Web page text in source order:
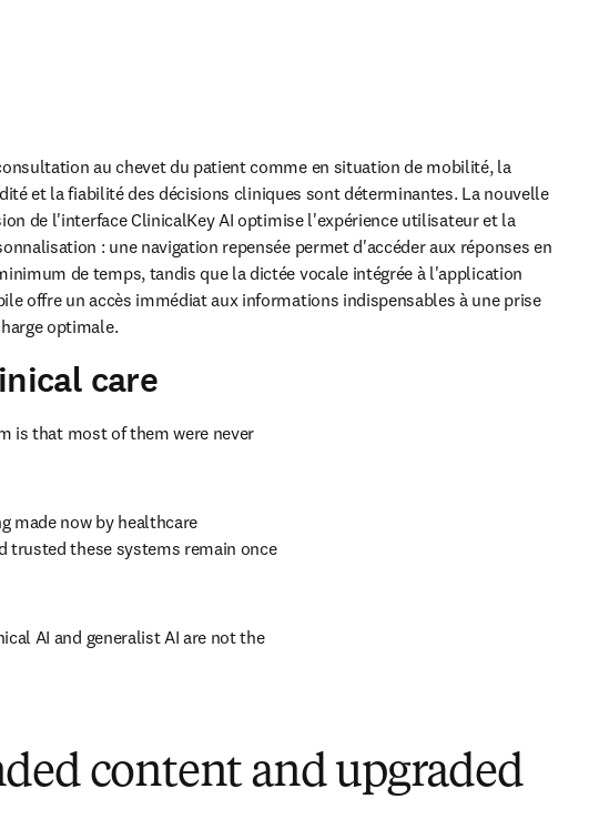
au chevet du patient comme en situation de mobilité, la
et la fiabilité des décisions cliniques sont déterminantes. La nouvelle
de l'interface ClinicalKey AI optimise l'expérience utilisateur et la
: une navigation repensée permet d'accéder aux réponses en
de temps, tandis que la dictée vocale intégrée à l'application
offre un accès immédiat aux informations indispensables à une prise
optimale.
care
is that most of them were never
made now by healthcare
trusted these systems remain once
AI and generalist AI are not the
content and upgraded